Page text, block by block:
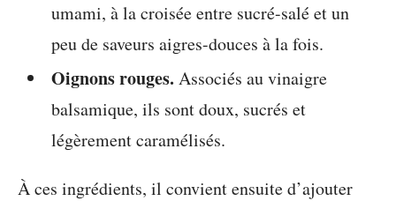
umami, à la croisée entre sucré-salé et un
peu de saveurs aigres-douces à la fois.
Oignons rouges. Associés au vinaigre
balsamique, ils sont doux, sucrés et
légèrement caramélisés.
À ces ingrédients, il convient ensuite d’ajouter